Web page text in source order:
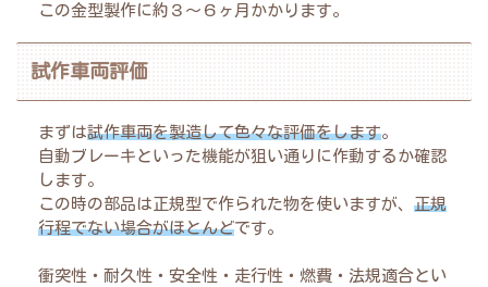
この金型製作に約３〜６ヶ月かかります。
試作車両評価
まずは試作車両を製造して色々な評価をします。
自動ブレーキといった機能が狙い通りに作動するか確認
します。
この時の部品は正規型で作られた物を使いますが、 正規
行程でない場合がほとんどです。
衝突性・耐久性・安全性・走行性・燃費・法規適合とい